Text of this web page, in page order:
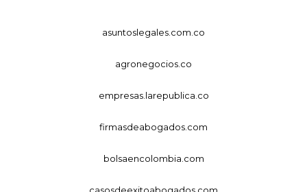
asuntoslegales.com.co
agronegocios.co
empresas.larepublica.co
firmasdeabogados.com
bolsaencolombia.com
casosdeexitoabogados.com